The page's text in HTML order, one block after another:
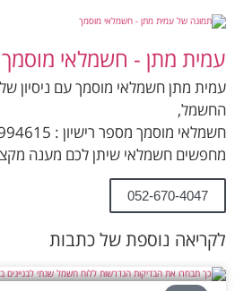
החשמל,
חשמלאי מוסמך מספר רישיון : 994615
מחפשים חשמלאי שיתן לכם מענה
052-670-4047
לקריאה נוספת של כתבות
בלוג
כך תבחרו את הבדיקות
שנתי לבניינים בחולון